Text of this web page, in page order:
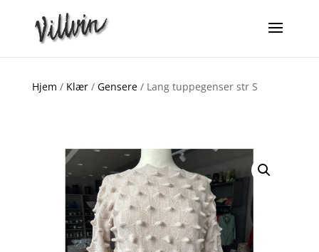
Hjem / Klær/ Gensere/ Lang tuppegenser str S